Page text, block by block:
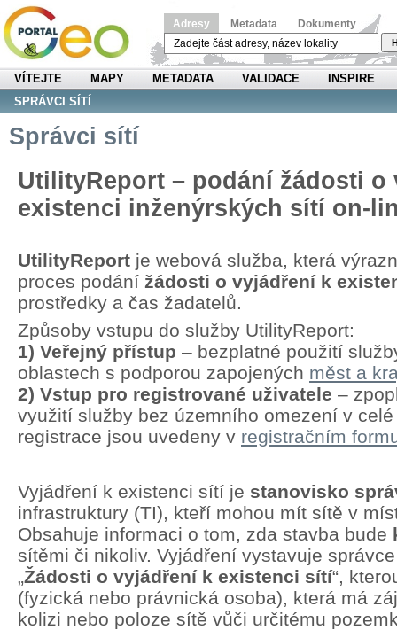
Adresy Metadata Dokumenty
VÍTEJTE MAPY METADATA VALIDACE
INSPIRE
SPRÁVCI SÍTÍ
Správci sítí
UtilityReport – podání žádosti o
existenci inženýrských sítí on-
UtilityReport je webová služba, která
proces podání žádosti o vyjádření k
prostředky a čas žadatelů.
Způsoby vstupu do služby UtilityReport:
1) Veřejný přístup – bezplatné použití
oblastech s podporou zapojených měst a
2) Vstup pro registrované uživatele –
využití služby bez územního omezení v
registrace jsou uvedeny v registračním
Vyjádření k existenci sítí je stanovisko
infrastruktury (TI), kteří mohou mít sítě v
Obsahuje informaci o tom, zda stavba bude
sítěmi či nikoliv. Vyjádření vystavuje
„Žádosti o vyjádření k existenci sítí“,
(fyzická nebo právnická osoba), která má
kolizi nebo poloze sítě vůči určitému